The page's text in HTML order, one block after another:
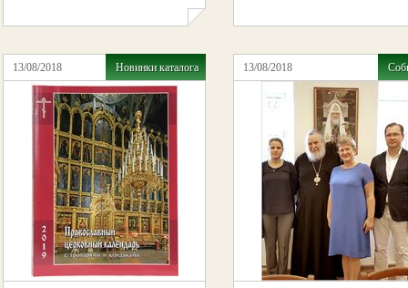
13/08/2018 Новинки каталога 13/08/2018